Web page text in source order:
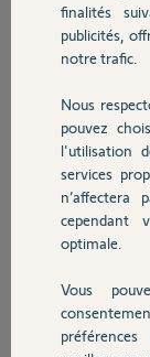
Domotique
Chauffage
Autres
Devis
Réponses
Article super
Hormis en
z-wave qui grâce
contre attention à
L'autre avantage
connaissances
protocole. Le
Et pareil dans les
Autant pour sa
finalités
publicités,
notre trafic.
Nous
pouvez
l'utilisation
services
cependant
optimale.
Vous